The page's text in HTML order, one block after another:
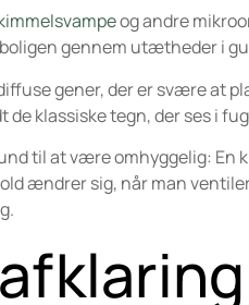
og andre
gennem utætheder i
gener, der er svære
de klassiske tegn, der ses i
til at være omhyggelig:
ændrer sig, når man